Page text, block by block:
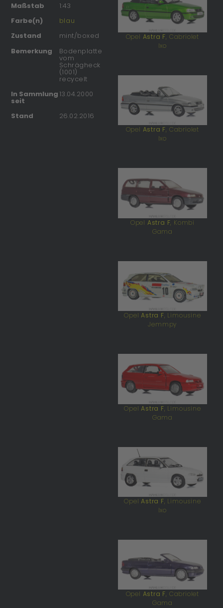
Maßstab
1:43
Farbe(n)
blau
Zustand
mint/boxed
Bemerkung
Bodenplatte
vom
Schrägheck
(1001)
recycelt
In Sammlung
seit
13.04.2000
Stand 26.02.2016
Opel Astra F, Cabriolet
Ixo
Opel Astra F, Cabriolet
Ixo
Opel Astra F, Kombi
Gama
Opel Astra F, Limousine
Jemmpy
Opel Astra F, Limousine
Gama
Opel Astra F, Limousine
Ixo
Opel Astra F, Cabriolet
Gama